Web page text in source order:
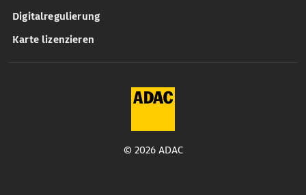
Digitalregulierung
Karte lizenzieren
© 2026 ADAC